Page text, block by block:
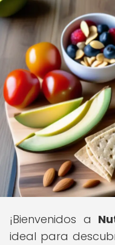
¡Bienvenidos a
ideal para